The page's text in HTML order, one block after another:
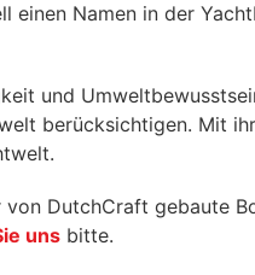
einen Namen in der
und
berücksichtigen. Mit
DutchCraft gebaute
uns bitte.